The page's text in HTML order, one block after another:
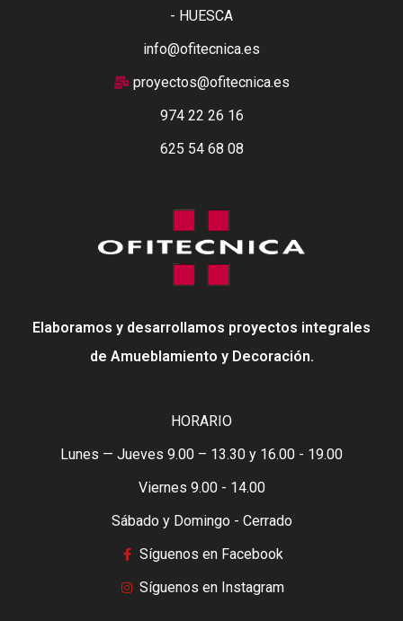
- HUESCA
info@ofitecnica.es
proyectos@ofitecnica.es
974 22 26 16
625 54 68 08
Elaboramos y desarrollamos proyectos integrales
de Amueblamiento y Decoración.
HORARIO
Lunes — Jueves 9.00 – 13.30 y 16.00 - 19.00
Viernes 9.00 - 14.00
Sábado y Domingo - Cerrado
Síguenos en Facebook
Síguenos en Instagram